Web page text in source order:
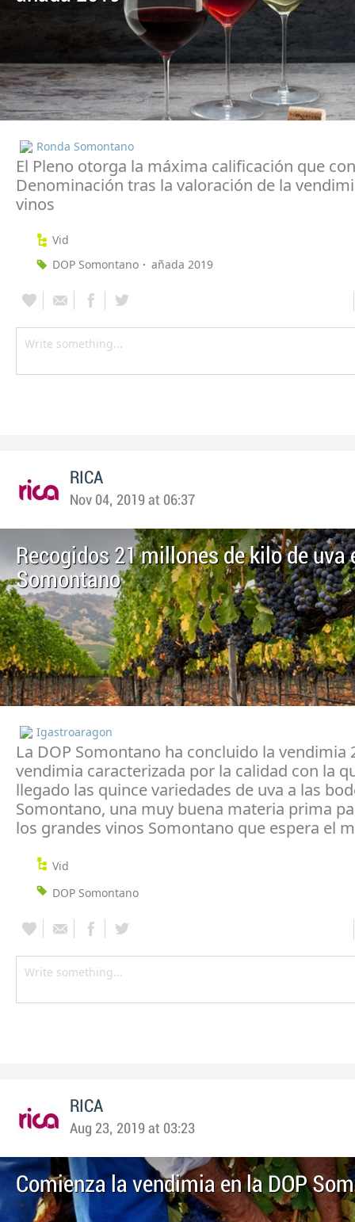
Ronda Somontano
El Pleno otorga la máxima calificación que
Denominación tras la valoración de la
vinos
Vid
DOP Somontano
añada 2019
RICA
Nov 04, 2019 at 06:37
Recogidos 21 millones de kilo de uva
Somontano
Igastroaragon
La DOP Somontano ha concluido la vendimia
vendimia caracterizada por la calidad con la
llegado las quince variedades de uva a las
Somontano, una muy buena materia prima
los grandes vinos Somontano que espera el
Vid
DOP Somontano
RICA
Aug 23, 2019 at 03:23
Comienza la vendimia en la DOP